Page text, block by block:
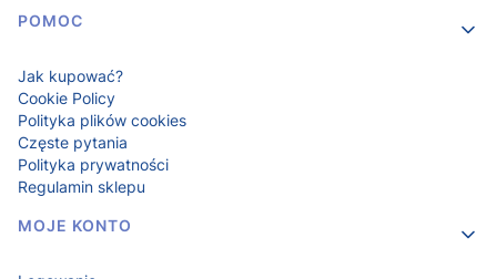
POMOC
Jak kupować?
Cookie Policy
Polityka plików cookies
Częste pytania
Polityka prywatności
Regulamin sklepu
MOJE KONTO